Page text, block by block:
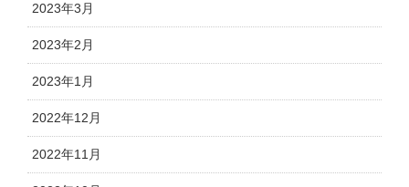
2023年3月
2023年2月
2023年1月
2022年12月
2022年11月